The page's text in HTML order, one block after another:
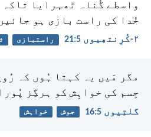
واسطے گُناہ ٹھہرایا تاکہ
خُدا کی راست بازی ہو
۲-کُرِنتھِیوں 5:‏21 راستبازی
مگر مَیں یہ کہتا ہُوں کہ
جِسم کی خواہِش کو ہرگِز
گلتِیوں 5:‏16 جوش خواہش